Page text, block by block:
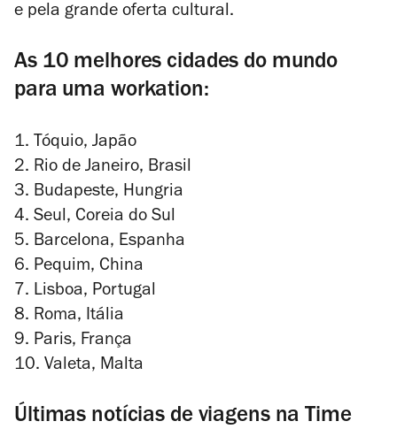
e pela grande oferta cultural.
As 10 melhores cidades do mundo
para uma workation:
1. Tóquio, Japão
2. Rio de Janeiro, Brasil
3. Budapeste, Hungria
4. Seul, Coreia do Sul
5. Barcelona, Espanha
6. Pequim, China
7. Lisboa, Portugal
8. Roma, Itália
9. Paris, França
10. Valeta, Malta
Últimas notícias de viagens na Time